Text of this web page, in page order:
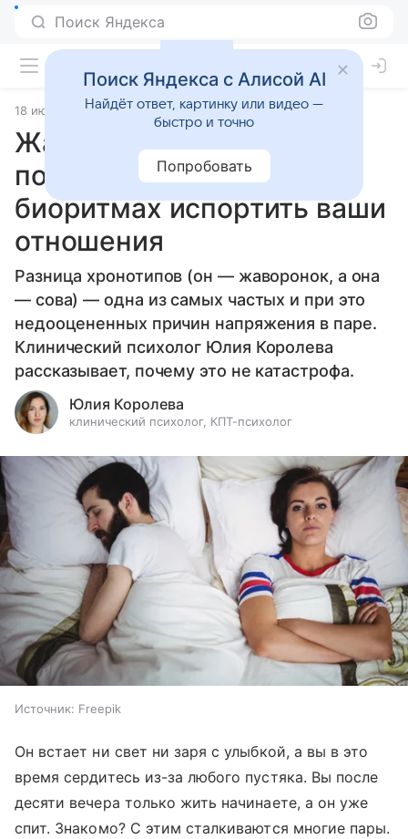
Поиск Яндекса
18 июня 2026 Источник: Гороскопы Mail Статьи
Жаворонок и сова: как не
позволить разнице в
биоритмах испортить ваши
отношения
Разница хронотипов (он — жаворонок, а она
— сова) — одна из самых частых и при это
недооцененных причин напряжения в паре.
Клинический психолог Юлия Королева
рассказывает, почему это не катастрофа.
Юлия Королева
клинический психолог, КПТ-психолог
Источник: Freepik
Он встает ни свет ни заря с улыбкой, а вы в это
время сердитесь из-за любого пустяка. Вы после
десяти вечера только жить начинаете, а он уже
спит. Знакомо? С этим сталкиваются многие пары.
Поиск Яндекса с Алисой AI
Найдёт ответ, картинку или видео —
быстро и точно
Попробовать